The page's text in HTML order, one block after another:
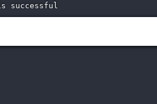
successful